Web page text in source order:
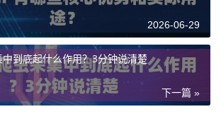
几类，以满足差异化的业务需求：
IP来源于真实的家庭宽带网络，由互联
）分配给普通家庭用户。其特点是IP
期更换，但每一次使用的IP都具有极
度，能有效模拟真实用户行为，非常
2026-06-29
到底起什么作用？3分钟说清楚
下一篇 »